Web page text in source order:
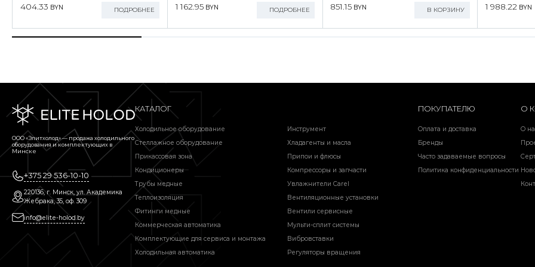
404.33 BYN ПОДРОБНЕЕ 1 162.95 BYN ПОДРОБНЕЕ 851.15 BYN В КОРЗИНУ 1 988.22 BYN
ООО «Элитхолод» ― продажа холодильного
оборудования и комплектующих в
Минске
+375 29 536-10-10
220136, г. Минск, ул. Академика
Жебрака, 35, оф. 309
info@elite-holod.by
КАТАЛОГ
Холодильное оборудование
Стеллажное оборудование
Прикассовая зона
Кондиционеры
Трубы медные
Теплоизоляция
Фитинги медные
Коммерческая автоматика
Комплектующие для сервиса и монтажа
Холодильная автоматика
Инструмент
Хладагенты и масла
Припои и флюсы
Компрессоры и запчасти
Увлажнители Carel
Вентиляционные установки
Вентили сервисные
Мульти-сплит системы
Вибровставки
Регуляторы вращения
ПОКУПАТЕЛЮ
Оплата и доставка
Бренды
Часто задаваемые вопросы
Политика конфиденциальности
О
О